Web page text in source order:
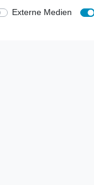
Externe Medien